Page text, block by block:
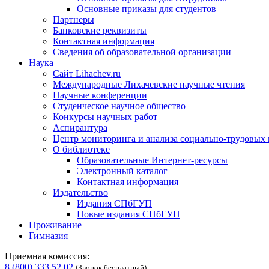
Основные приказы для студентов
Партнеры
Банковские реквизиты
Контактная информация
Сведения об образовательной организации
Наука
Сайт Lihachev.ru
Международные Лихачевские научные чтения
Научные конференции
Студенческое научное общество
Конкурсы научных работ
Аспирантура
Центр мониторинга и анализа социально-трудовых
О библиотеке
Образовательные Интернет-ресурсы
Электронный каталог
Контактная информация
Издательство
Издания СПбГУП
Новые издания СПбГУП
Проживание
Гимназия
Приемная комиссия:
8 (800) 333 52 02